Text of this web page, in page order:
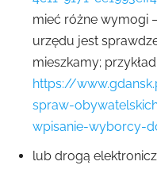
mieć różne wymogi
urzędu jest
mieszkamy;
https://
spraw-
wpisanie-wyborcy-
lub drogą